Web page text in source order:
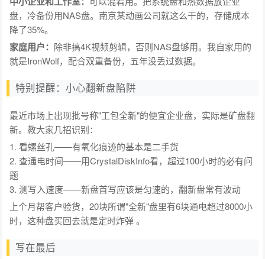
盘，冷备份用NAS盘。南京某动画公司就这么干的，存储成本
降了35%。
家庭用户： 除非搞4K视频剪辑，否则NAS盘够用。我自家用的
就是IronWolf，配合双重备份，五年没丢过数据。
特别提醒：小心翻新盘陷阱
最近市场上出现批号称"工包全新"的便宜企业盘，实际是矿盘翻
新。教大家几招识别：
1. 看螺丝孔——有氧化痕迹的基本是二手货
2. 查通电时间——用CrystalDiskInfo看，超过100小时的必有问
题
3. 测写入速度——新盘首写应该是匀速的，翻新盘常有波动
上个月帮客户验货，20块所谓"全新"盘里有6块通电超过8000小
时，这种盘买回去就是定时炸弹 。
写在最后